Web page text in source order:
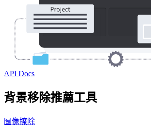
API Docs
背景移除推薦工具
圖像擦除